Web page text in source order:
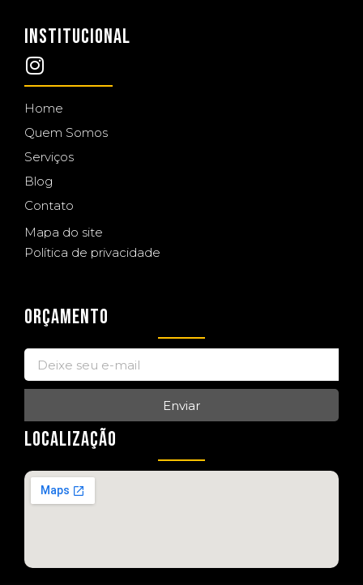
INSTITUCIONAL
Home
Quem Somos
Serviços
Blog
Contato
Mapa do site
Política de privacidade
ORÇAMENTO
Enviar
LOCALIZAÇÃO